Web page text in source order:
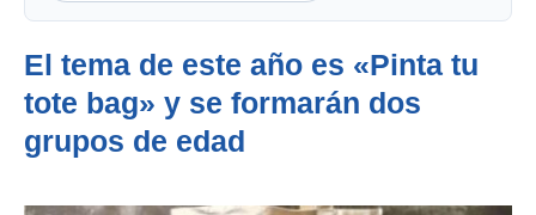
El tema de este año es «Pinta tu
tote bag» y se formarán dos
grupos de edad